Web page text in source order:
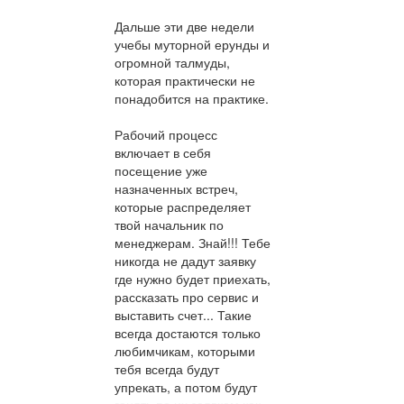
Дальше эти две недели
учебы муторной ерунды и
огромной талмуды,
которая практически не
понадобится на практике.
Рабочий процесс
включает в себя
посещение уже
назначенных встреч,
которые распределяет
твой начальник по
менеджерам. Знай!!! Тебе
никогда не дадут заявку
где нужно будет приехать,
рассказать про сервис и
выставить счет... Такие
всегда достаются только
любимчикам, которыми
тебя всегда будут
упрекать, а потом будут